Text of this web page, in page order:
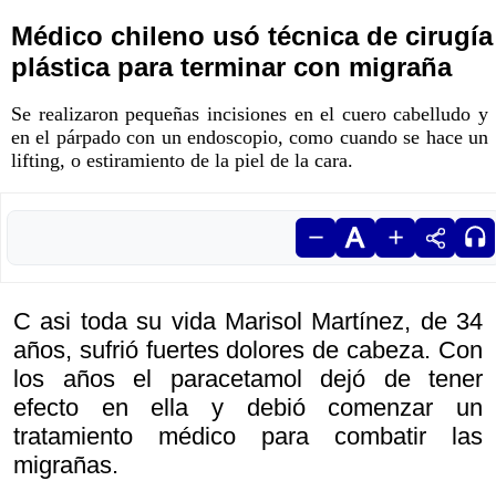
Médico chileno usó técnica de cirugía
plástica para terminar con migraña
Se realizaron pequeñas incisiones en el cuero cabelludo y
en el párpado con un endoscopio, como cuando se hace un
lifting, o estiramiento de la piel de la cara.
C asi toda su vida Marisol Martínez, de 34
años, sufrió fuertes dolores de cabeza. Con
los años el paracetamol dejó de tener
efecto en ella y debió comenzar un
tratamiento médico para combatir las
migrañas.